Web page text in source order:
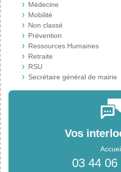
Médecine
Mobilité
Non classé
Prévention
Ressources Humaines
Retraite
RSU
Secrétaire général de mairie
Vos
03 44 06